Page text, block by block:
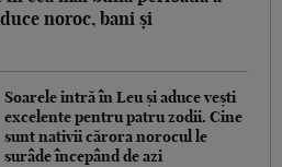
noroc, bani și
Soarele intră în Leu și aduce vești
excelente pentru patru zodii. Cine
sunt nativii cărora norocul le
surâde începând de azi